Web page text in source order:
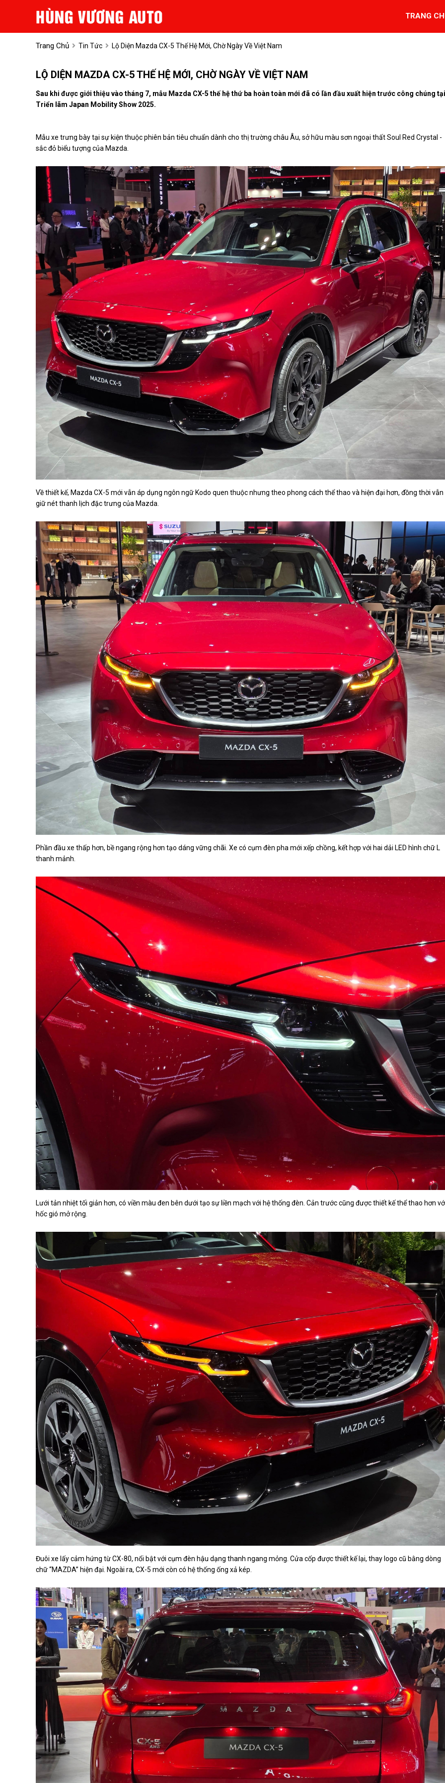
TRANG
Trang Chủ Tin Tức Lộ Diện Mazda CX-5 Thế Hệ Mới, Chờ Ngày Về Việt Nam
LỘ DIỆN MAZDA CX-5 THẾ HỆ MỚI, CHỜ NGÀY VỀ VIỆT NAM
Sau khi được giới thiệu vào tháng 7, mẫu Mazda CX-5 thế hệ thứ ba hoàn toàn mới đã có lần đầu xuất hiện trước công chúng tại
Triển lãm Japan Mobility Show 2025.
Mẫu xe trưng bày tại sự kiện thuộc phiên bản tiêu chuẩn dành cho thị trường châu Âu, sở hữu màu sơn ngoại thất Soul Red Crystal -
sắc đỏ biểu tượng của Mazda.
Về thiết kế, Mazda CX-5 mới vẫn áp dụng ngôn ngữ Kodo quen thuộc nhưng theo phong cách thể thao và hiện đại hơn, đồng thời vẫn
giữ nét thanh lịch đặc trưng của Mazda.
Phần đầu xe thấp hơn, bề ngang rộng hơn tạo dáng vững chãi. Xe có cụm đèn pha mới xếp chồng, kết hợp với hai dải LED hình chữ L
thanh mảnh.
Lưới tản nhiệt tối giản hơn, có viền màu đen bên dưới tạo sự liền mạch với hệ thống đèn. Cản trước cũng được thiết kế thể thao hơn
hốc gió mở rộng.
Đuôi xe lấy cảm hứng từ CX-80, nổi bật với cụm đèn hậu dạng thanh ngang mỏng. Cửa cốp được thiết kế lại, thay logo cũ bằng dòng
chữ “MAZDA” hiện đại. Ngoài ra, CX-5 mới còn có hệ thống ống xả kép.